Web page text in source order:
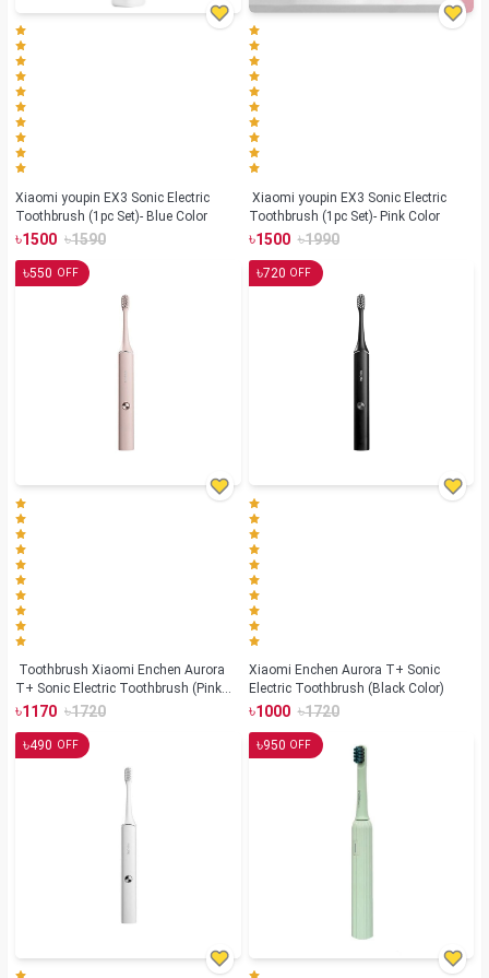
Xiaomi youpin EX3 Sonic Electric
Toothbrush (1pc Set)- Blue Color
৳1500 ৳1590
Toothbrush (1pc Set)- Pink Color
৳1500 ৳1990
৳550 OFF
Toothbrush Xiaomi Enchen Aurora
T+ Sonic Electric Toothbrush (Pink
Color)
৳1170 ৳1720
৳720 OFF
Xiaomi Enchen Aurora T+ Sonic
Electric Toothbrush (Black Color)
৳1000 ৳1720
৳490 OFF ৳950 OFF